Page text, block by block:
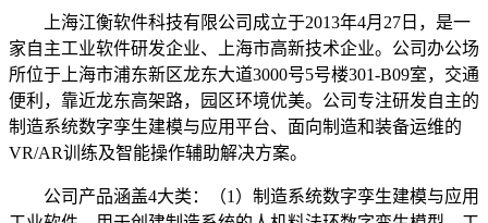
上海江衡软件科技有限公司成立于2013年4月27日，是一
家自主工业软件研发企业、上海市高新技术企业。公司办公场
所位于上海市浦东新区龙东大道3000号5号楼301-B09室，交通
便利，靠近龙东高架路，园区环境优美。公司专注研发自主的
制造系统数字孪生建模与应用平台、面向制造和装备运维的
VR/AR训练及智能操作辅助解决方案。
公司产品涵盖4大类：（1）制造系统数字孪生建模与应用